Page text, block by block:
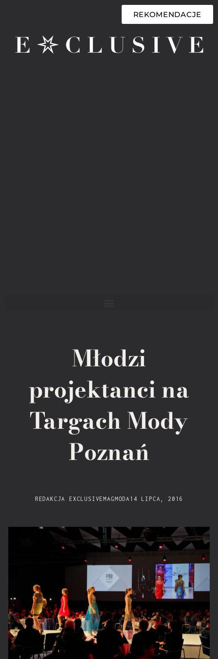
REKOMENDACJE
Młodzi
projektanci na
Targach Mody
Poznań
REDAKCJA EXCLUSIVEMAG MODA 14 LIPCA, 2016